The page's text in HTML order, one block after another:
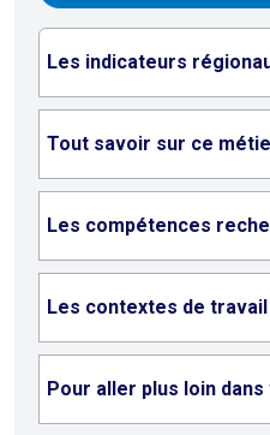
Les indicateurs
Tout savoir sur ce
Les compétences
Les contextes de travail
Pour aller plus loin